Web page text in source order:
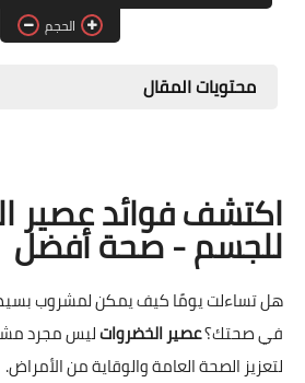
الحجم
محتويات المقال
اكتشف فوائد عصير
للجسم - صحة أفضل
هل تساءلت يومًا كيف يمكن لمشروب بسيط
في صحتك؟عصير الخضرواتليس مجرد
لتعزيز الصحة العامة والوقاية من الأمراض.